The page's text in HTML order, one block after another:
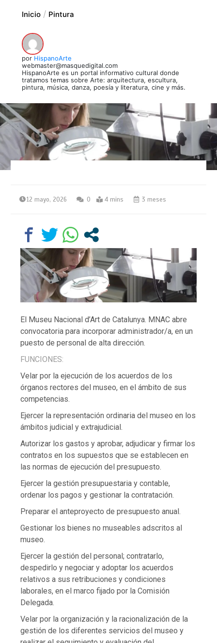
Inicio Pintura
por HispanoArte
webmaster@masquedigital.com
HispanoArte es un portal informativo cultural donde
tratamos temas sobre Arte: arquitectura, escultura,
pintura, música, danza, poesía y literatura, cine y más.
12 mayo, 2026 0 4 mins 3 meses
El Museu Nacional d’Art de Catalunya. MNAC abre
convocatoria para incorporar administrador/a, en un
puesto de personal de alta dirección.
FUNCIONES:
Velar por la ejecución de los acuerdos de los
órganos rectores del museo, en el ámbito de sus
competencias.
Ejercer la representación ordinaria del museo en los
ámbitos judicial y extrajudicial.
Autorizar los gastos y aprobar, adjudicar y firmar los
contratos en los supuestos que se establecen en
las normas de ejecución del presupuesto.
Ejercer la gestión presupuestaria y contable,
ordenar los pagos y gestionar la contratación.
Preparar el anteproyecto de presupuesto anual.
Gestionar los bienes no museables adscritos al
museo.
Ejercer la gestión del personal; contratarlo,
despedirlo y negociar y adoptar los acuerdos
relativos a sus retribuciones y condiciones
laborales, en el marco fijado por la Comisión
Delegada.
Velar por la organización y la racionalización de la
gestión de los diferentes servicios del museo y